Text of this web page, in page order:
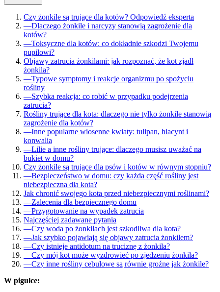
Czy żonkile są trujące dla kotów? Odpowiedź eksperta
—Dlaczego żonkile i narcyzy stanowią zagrożenie dla
kotów?
—Toksyczne dla kotów: co dokładnie szkodzi Twojemu
pupilowi?
Objawy zatrucia żonkilami: jak rozpoznać, że kot zjadł
żonkila?
—Typowe symptomy i reakcje organizmu po spożyciu
rośliny
—Szybka reakcja: co robić w przypadku podejrzenia
zatrucia?
Rośliny trujące dla kota: dlaczego nie tylko żonkile stanowią
zagrożenie dla kotów?
—Inne popularne wiosenne kwiaty: tulipan, hiacynt i
konwalia
—Lilie a inne rośliny trujące: dlaczego musisz uważać na
bukiet w domu?
Czy żonkile są trujące dla psów i kotów w równym stopniu?
—Bezpieczeństwo w domu: czy każda część rośliny jest
niebezpieczna dla kota?
Jak chronić swojego kota przed niebezpiecznymi roślinami?
—Zalecenia dla bezpiecznego domu
—Przygotowanie na wypadek zatrucia
Najczęściej zadawane pytania
—Czy woda po żonkilach jest szkodliwa dla kota?
—Jak szybko pojawiają się objawy zatrucia żonkilem?
—Czy istnieje antidotum na truciznę z żonkila?
—Czy mój kot może wyzdrowieć po zjedzeniu żonkila?
—Czy inne rośliny cebulowe są równie groźne jak żonkile?
W pigułce: